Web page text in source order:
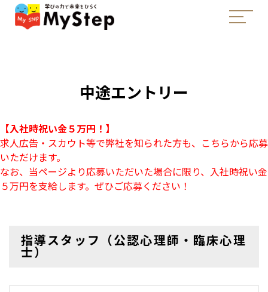
中途エントリー
【入社時祝い金５万円！】
求人広告・スカウト等で弊社を知られた方も、こちらから応募
いただけます。
なお、当ページより応募いただいた場合に限り、入社時祝い金
５万円を支給します。ぜひご応募ください！
指導スタッフ（公認心理師・臨床心理
士）